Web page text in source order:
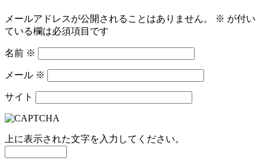
メールアドレスが公開されることはありません。 ※ が付い
ている欄は必須項目です
名前 ※
メール ※
サイト
上に表示された文字を入力してください。